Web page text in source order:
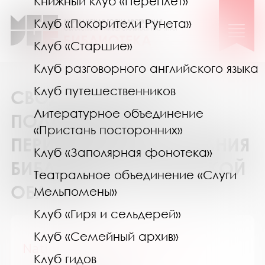
Клуб «Покорители Рунета»
Клуб «Старшие»
Клуб разговорного английского языка
Клуб путешественников
Литературное объединение
«Пристань посторонних»
Клуб «Заполярная фонотека»
Театральное объединение «Слуги
Мельпомены»
Клуб «Гиря и сельдерей»
Клуб «Семейный архив»
Клуб гидов
СВОДНЫЙ КАТАЛОГ
ПОДПИСКИ НА
ПЕРИОДИЧЕСКИЕ ИЗДАНИЯ
БИБЛИОТЕК МУРМАНСКОЙ
ОБЛАСТИ
National Geographic Россия